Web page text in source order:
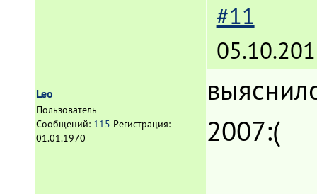
Leo
Пользователь
Сообщений: 115 Регистрация:
01.01.1970
#11
2007:(